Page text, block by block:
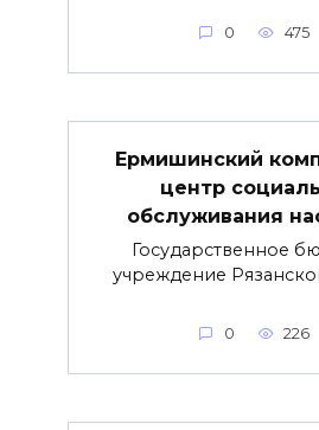
0 475
Ермишинский
центр
обслуживания
Государственное
учреждение
0 226